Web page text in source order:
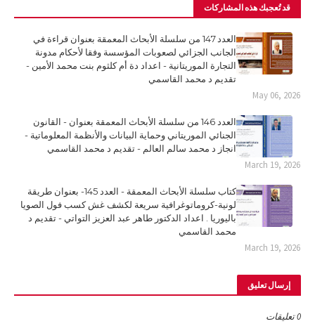
قد تُعجبك هذه المشاركات
العدد 147 من سلسلة الأبحاث المعمقة بعنوان قراءة في
الجانب الجزائي لصعوبات المؤسسة وفقا لأحكام مدونة
التجارة الموريتانية - اعداد دة أم كلثوم بنت محمد الأمين -
تقديم د محمد القاسمي
May 06, 2026
العدد 146 من سلسلة الأبحاث المعمقة بعنوان - القانون
الجنائي الموريتاني وحماية البيانات والأنظمة المعلوماتية -
انجاز د محمد سالم العالم - تقديم د محمد القاسمي
March 19, 2026
كتاب سلسلة الأبحاث المعمقة - العدد 145- بعنوان طريقة
لونية-كروماتوغرافية سريعة لكشف غش كسب فول الصويا
باليوريا . اعداد الدكتور طاهر عبد العزيز التواتي - تقديم د
محمد القاسمي
March 19, 2026
إرسال تعليق
0 تعليقات